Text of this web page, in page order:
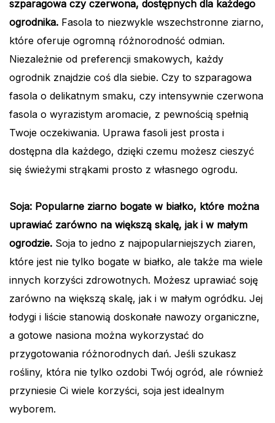
szparagowa czy czerwona, dostępnych dla każdego
ogrodnika. Fasola to niezwykle wszechstronne ziarno,
które oferuje ogromną różnorodność odmian.
Niezależnie od preferencji smakowych, każdy
ogrodnik znajdzie coś dla siebie. Czy to szparagowa
fasola o delikatnym smaku, czy intensywnie czerwona
fasola o wyrazistym aromacie, z pewnością spełnią
Twoje oczekiwania. Uprawa fasoli jest prosta i
dostępna dla każdego, dzięki czemu możesz cieszyć
się świeżymi strąkami prosto z własnego ogrodu.
Soja: Popularne ziarno bogate w białko, które można
uprawiać zarówno na większą skalę, jak i w małym
ogrodzie. Soja to jedno z najpopularniejszych ziaren,
które jest nie tylko bogate w białko, ale także ma wiele
innych korzyści zdrowotnych. Możesz uprawiać soję
zarówno na większą skalę, jak i w małym ogródku. Jej
łodygi i liście stanowią doskonałe nawozy organiczne,
a gotowe nasiona można wykorzystać do
przygotowania różnorodnych dań. Jeśli szukasz
rośliny, która nie tylko ozdobi Twój ogród, ale również
przyniesie Ci wiele korzyści, soja jest idealnym
wyborem.